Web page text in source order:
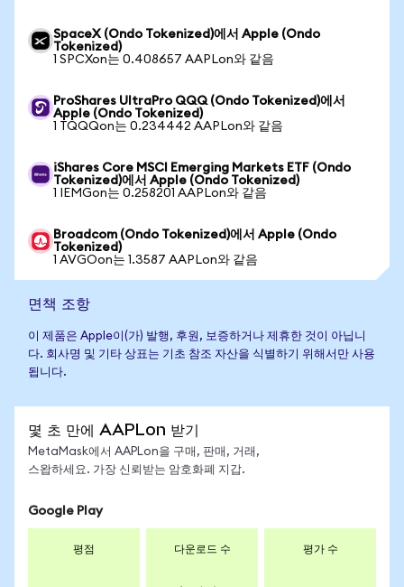
SpaceX (Ondo Tokenized)에서 Apple (Ondo
Tokenized)
1 SPCXon는 0.408657 AAPLon와 같음
ProShares UltraPro QQQ (Ondo Tokenized)에서
Apple (Ondo Tokenized)
1 TQQQon는 0.234442 AAPLon와 같음
iShares Core MSCI Emerging Markets ETF (Ondo
Tokenized)에서 Apple (Ondo Tokenized)
1 IEMGon는 0.258201 AAPLon와 같음
Broadcom (Ondo Tokenized)에서 Apple (Ondo
Tokenized)
1 AVGOon는 1.3587 AAPLon와 같음
면책 조항
이 제품은 Apple이(가) 발행, 후원, 보증하거나 제휴한 것이 아닙니
다. 회사명 및 기타 상표는 기초 참조 자산을 식별하기 위해서만 사용
됩니다.
몇 초 만에 AAPLon 받기
MetaMask에서 AAPLon을 구매, 판매, 거래,
스왑하세요. 가장 신뢰받는 암호화폐 지갑.
Google Play
평점 다운로드 수 평가 수